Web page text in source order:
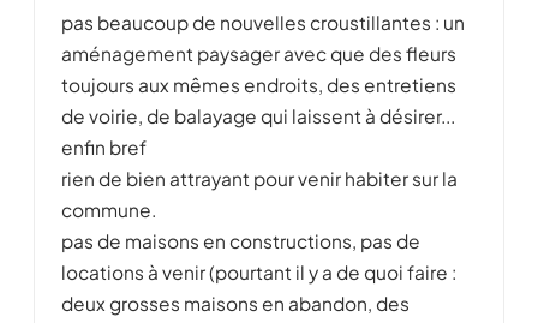
pas beaucoup de nouvelles croustillantes : un
aménagement paysager avec que des fleurs
toujours aux mêmes endroits, des entretiens
de voirie, de balayage qui laissent à désirer...
enfin bref
rien de bien attrayant pour venir habiter sur la
commune.
pas de maisons en constructions, pas de
locations à venir (pourtant il y a de quoi faire :
deux grosses maisons en abandon, des